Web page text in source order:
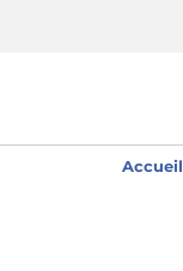
Accueil